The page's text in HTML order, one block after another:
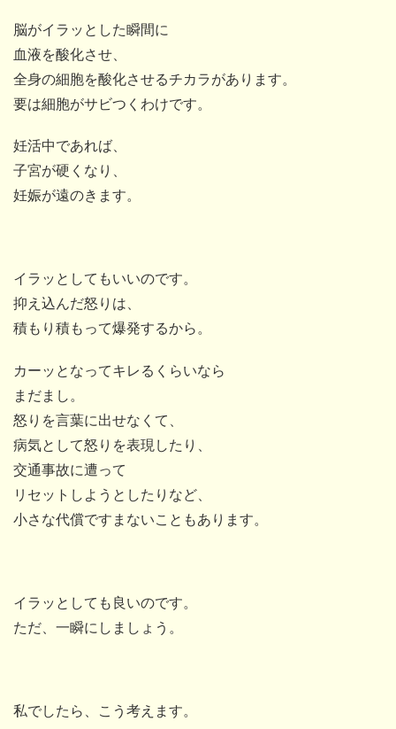
脳がイラッとした瞬間に
血液を酸化させ、
全身の細胞を酸化させるチカラがあります。
要は細胞がサビつくわけです。
妊活中であれば、
子宮が硬くなり、
妊娠が遠のきます。
イラッとしてもいいのです。
抑え込んだ怒りは、
積もり積もって爆発するから。
カーッとなってキレるくらいなら
まだまし。
怒りを言葉に出せなくて、
病気として怒りを表現したり、
交通事故に遭って
リセットしようとしたりなど、
小さな代償ですまないこともあります。
イラッとしても良いのです。
ただ、一瞬にしましょう。
私でしたら、こう考えます。